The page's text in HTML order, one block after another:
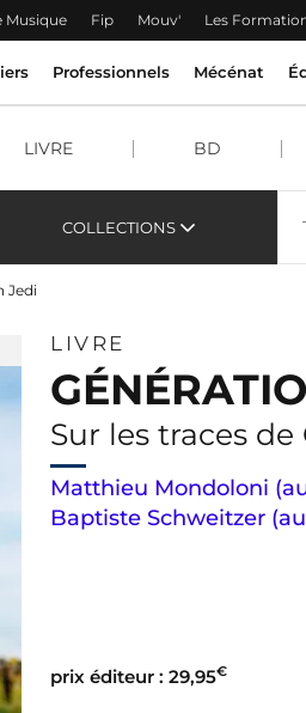
Musique Fip Mouv' Les
Professionnels Mécénat
LIVRE BD
COLLECTIONS
Jedi
LIVRE
Sur les traces
Matthieu Mondoloni
Baptiste Schweitzer
prix éditeur : 29,95€